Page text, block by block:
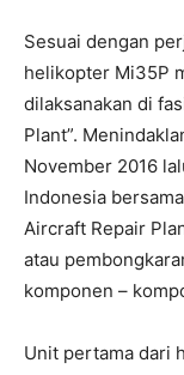
Sesuai dengan
helikopter Mi35P
dilaksanakan di
Plant”.
November 2016
Indonesia
Aircraft Repair
atau
komponen –
Unit pertama dari